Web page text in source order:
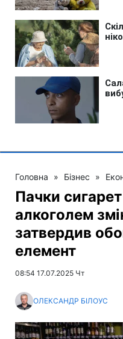
Головна » Бізнес »
Пачки
алкоголем
затвердив
елемент
08:54 17.07.2025 Чт
ОЛЕКСАНДР БІЛОУС